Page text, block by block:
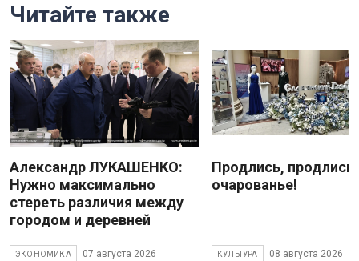
Читайте также
Александр ЛУКАШЕНКО:
Нужно максимально
стереть различия между
городом и деревней
ЭКОНОМИКА 07 августа 2026
Продлись, продлись
очарованье!
КУЛЬТУРА 08 августа 2026